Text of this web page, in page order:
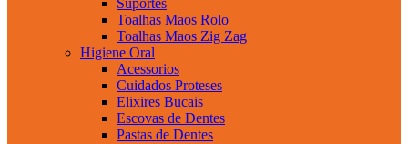
Toalhas Maos Rolo
Toalhas Maos Zig Zag
Higiene Oral
Acessorios
Cuidados Proteses
Elixires Bucais
Escovas de Dentes
Pastas de Dentes